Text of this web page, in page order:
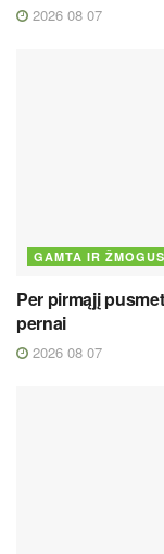
2026 08 07
GAMTA IR ŽMOGUS
Per pirmąjį
pernai
2026 08 07